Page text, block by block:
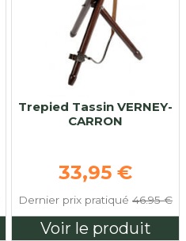
Trepied Tassin VERNEY-
CARRON
Prix de base
33,95 €
Dernier prix pratiqué 46.95 €
Voir le produit